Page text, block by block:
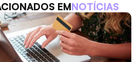
EMNOTÍCIAS